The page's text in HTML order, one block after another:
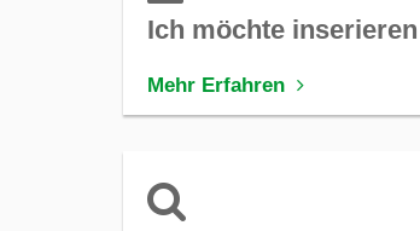
Ich möchte inserieren
Mehr Erfahren